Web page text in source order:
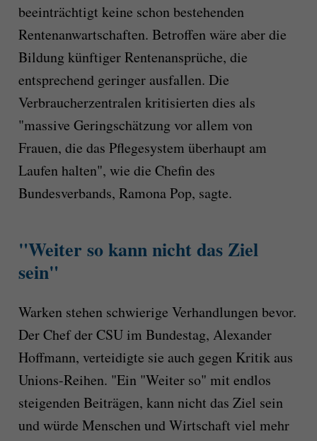
beeinträchtigt keine schon bestehenden
Rentenanwartschaften. Betroffen wäre aber die
Bildung künftiger Rentenansprüche, die
entsprechend geringer ausfallen. Die
Verbraucherzentralen kritisierten dies als
"massive Geringschätzung vor allem von
Frauen, die das Pflegesystem überhaupt am
Laufen halten", wie die Chefin des
Bundesverbands, Ramona Pop, sagte.
"Weiter so kann nicht das Ziel
sein"
Warken stehen schwierige Verhandlungen bevor.
Der Chef der CSU im Bundestag, Alexander
Hoffmann, verteidigte sie auch gegen Kritik aus
Unions-Reihen. "Ein "Weiter so" mit endlos
steigenden Beiträgen, kann nicht das Ziel sein
und würde Menschen und Wirtschaft viel mehr